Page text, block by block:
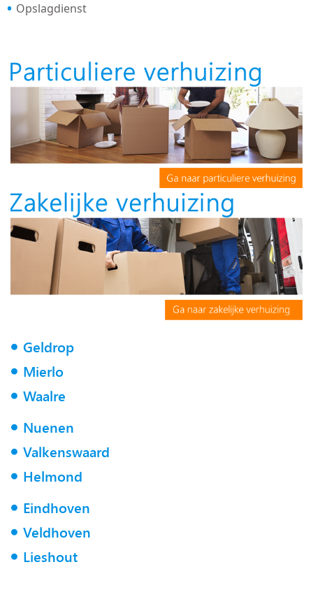
Opslagdienst
Geldrop
Mierlo
Waalre
Nuenen
Valkenswaard
Helmond
Eindhoven
Veldhoven
Lieshout